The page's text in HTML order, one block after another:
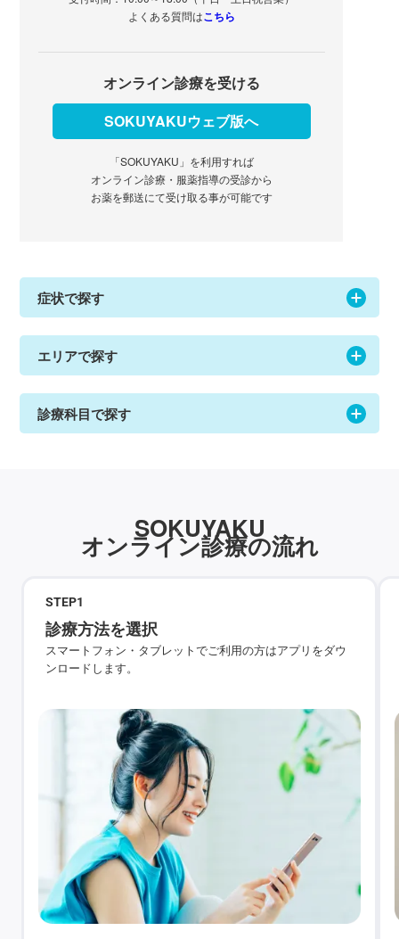
よくある質問はこちら
オンライン診療を受ける
SOKUYAKUウェブ版へ
「SOKUYAKU」を利用すれば
オンライン診療・服薬指導の受診から
お薬を郵送にて受け取る事が可能です
症状で探す
エリアで探す
診療科目で探す
SOKUYAKU
オンライン診療の流れ
STEP1
診療方法を選択
スマートフォン・タブレットでご利用の方はアプリをダウ
ンロードします。